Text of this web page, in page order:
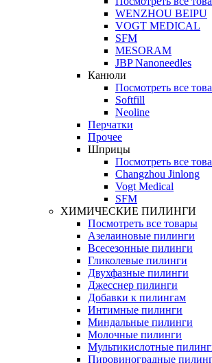
WENZHOU BEIPU
VOGT MEDICAL
SFM
MESORAM
JBP Nanoneedles
Канюли
Посмотреть все
Softfill
Neoline
Перчатки
Прочее
Шприцы
Посмотреть все
Changzhou Jinlong
Vogt Medical
SFM
ХИМИЧЕСКИЕ ПИЛИНГИ
Посмотреть все товары
Азелаиновые пилинги
Всесезонные пилинги
Гликолевые пилинги
Двухфазные пилинги
Джесснер пилинги
Добавки к пилингам
Интимные пилинги
Миндальные пилинги
Молочные пилинги
Мультикислотные
Пировиноградные